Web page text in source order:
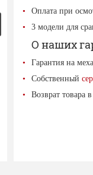
Оплата при
3 модели для
О наших
Гарантия на
Собственный
Возврат товара